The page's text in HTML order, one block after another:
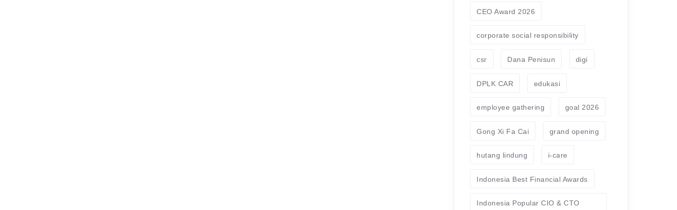
CEO Award 2026
corporate social responsibility
csr Dana Penisun digi
DPLK CAR edukasi
employee gathering goal 2026
Gong Xi Fa Cai grand opening
hutang lindung i-care
Indonesia Best Financial Awards
Indonesia Popular CIO & CTO